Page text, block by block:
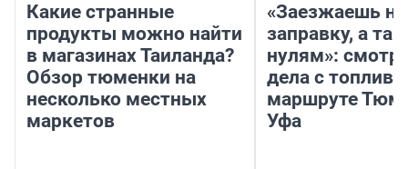
Какие странные
продукты можно найти
в магазинах Таиланда?
Обзор тюменки на
несколько местных
маркетов
«Заезжаешь на
заправку, а
нулям»:
дела с
маршруте
Уфа